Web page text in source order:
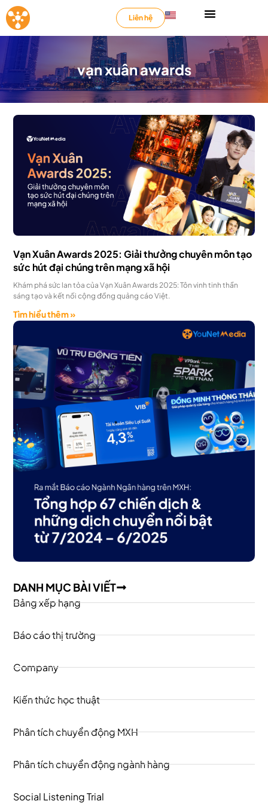
Liên hệ
vạn xuân awards
Vạn Xuân Awards 2025: Giải thưởng chuyên môn tạo
sức hút đại chúng trên mạng xã hội
Khám phá sức lan tỏa của Vạn Xuân Awards 2025: Tôn vinh tinh thần
sáng tạo và kết nối cộng đồng quảng cáo Việt.
Tìm hiểu thêm »
DANH MỤC BÀI VIẾT
Bảng xếp hạng
Báo cáo thị trường
Company
Kiến thức học thuật
Phân tích chuyển động MXH
Phân tích chuyển động ngành hàng
Social Listening Trial